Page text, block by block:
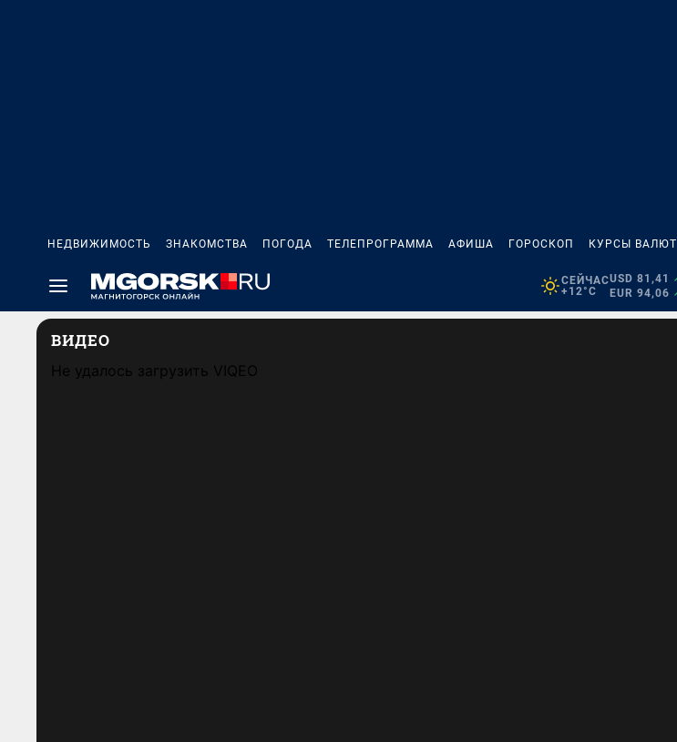
НЕДВИЖИМОСТЬ ЗНАКОМСТВА ПОГОДА ТЕЛЕПРОГРАММА АФИША ГОРОСКОП КУРСЫ ВАЛЮТ
СЕЙЧАС
+12°C
USD 81,41
EUR 94,06
ВИДЕО
Не удалось загрузить VIQEO